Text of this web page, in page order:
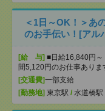
＜1日～OK！＞あ
のお手伝い！[アル
[給 与] ■日給16,840円
間5,120円のお仕事ありま
[交通費]一部支給
[勤務地] 東京駅 / 水道橋駅